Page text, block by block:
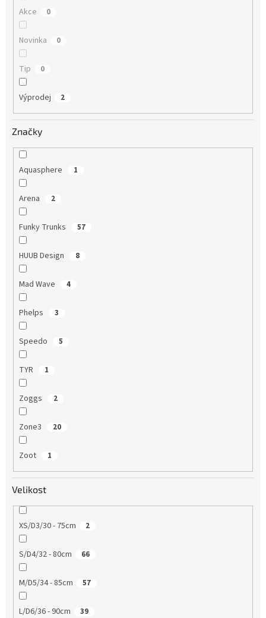
Akce 0
Novinka 0
Tip 0
Výprodej 2
Značky
Aquasphere 1
Arena 2
Funky Trunks 57
HUUB Design 8
Mad Wave 4
Phelps 3
Speedo 5
TYR 1
Zoggs 2
Zone3 20
Zoot 1
Velikost
XS/D3/30 - 75cm 2
S/D4/32 - 80cm 66
M/D5/34 - 85cm 57
L/D6/36 - 90cm 39